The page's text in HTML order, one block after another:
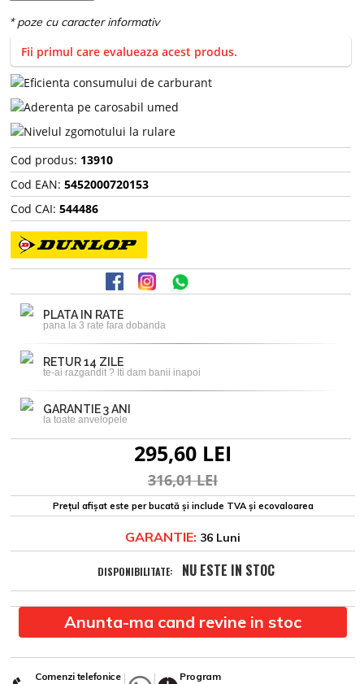
Fii primul care evalueaza acest produs.
Cod produs: 13910
Cod EAN: 5452000720153
Cod CAI: 544486
PLATA IN RATE
pana la 3 rate fara dobanda
RETUR 14 ZILE
te-ai razgandit ? Iti dam banii inapoi
GARANTIE 3 ANI
la toate anvelopele
295,60 LEI
316,01 LEI
Prețul afișat este per bucată și include TVA și ecovaloarea
GARANTIE: 36 Luni
DISPONIBILITATE: NU ESTE IN STOC
Anunta-ma cand revine in stoc
Comenzi telefonice Program